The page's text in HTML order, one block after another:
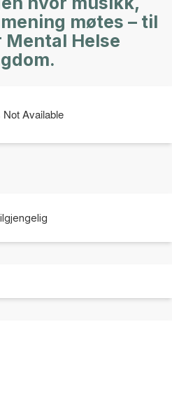
møtes – til
Helse
Available